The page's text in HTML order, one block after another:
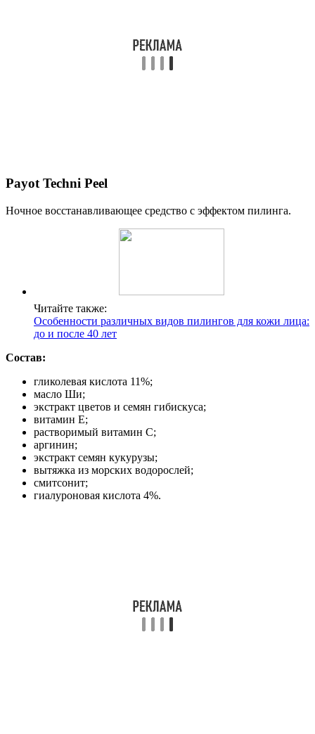
Payot Techni Peel
Ночное восстанавливающее средство с эффектом пилинга.
Читайте также:
Особенности различных видов пилингов для кожи лица:
до и после 40 лет
Состав:
гликолевая кислота 11%;
масло Ши;
экстракт цветов и семян гибискуса;
витамин Е;
растворимый витамин С;
аргинин;
экстракт семян кукурузы;
вытяжка из морских водорослей;
смитсонит;
гиалуроновая кислота 4%.